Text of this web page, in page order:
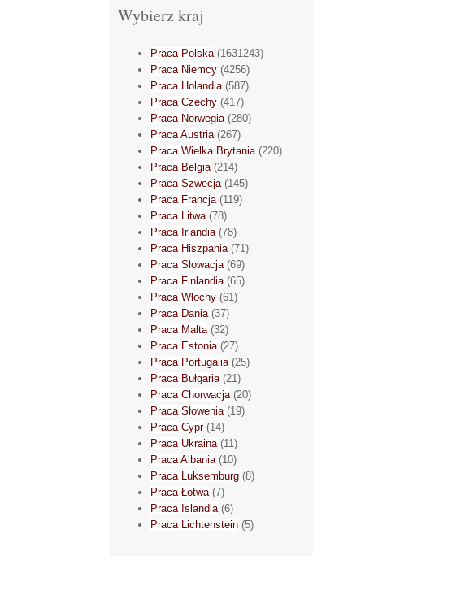
Wybierz kraj
Praca Polska(1631243)
Praca Niemcy (4256)
Praca Holandia(587)
Praca Czechy (417)
Praca Norwegia(280)
Praca Austria(267)
Praca Wielka Brytania(220)
Praca Belgia(214)
Praca Szwecja(145)
Praca Francja(119)
Praca Litwa(78)
Praca Irlandia(78)
Praca Hiszpania(71)
Praca Słowacja(69)
Praca Finlandia(65)
Praca Włochy (61)
Praca Dania(37)
Praca Malta(32)
Praca Estonia(27)
Praca Portugalia(25)
Praca Bułgaria(21)
Praca Chorwacja(20)
Praca Słowenia(19)
Praca Cypr(14)
Praca Ukraina(11)
Praca Albania(10)
Praca Luksemburg (8)
Praca Łotwa(7)
Praca Islandia(6)
Praca Lichtenstein (5)